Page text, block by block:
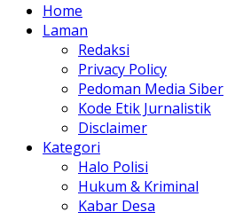
Home
Laman
Redaksi
Privacy Policy
Pedoman Media Siber
Kode Etik Jurnalistik
Disclaimer
Kategori
Halo Polisi
Hukum & Kriminal
Kabar Desa